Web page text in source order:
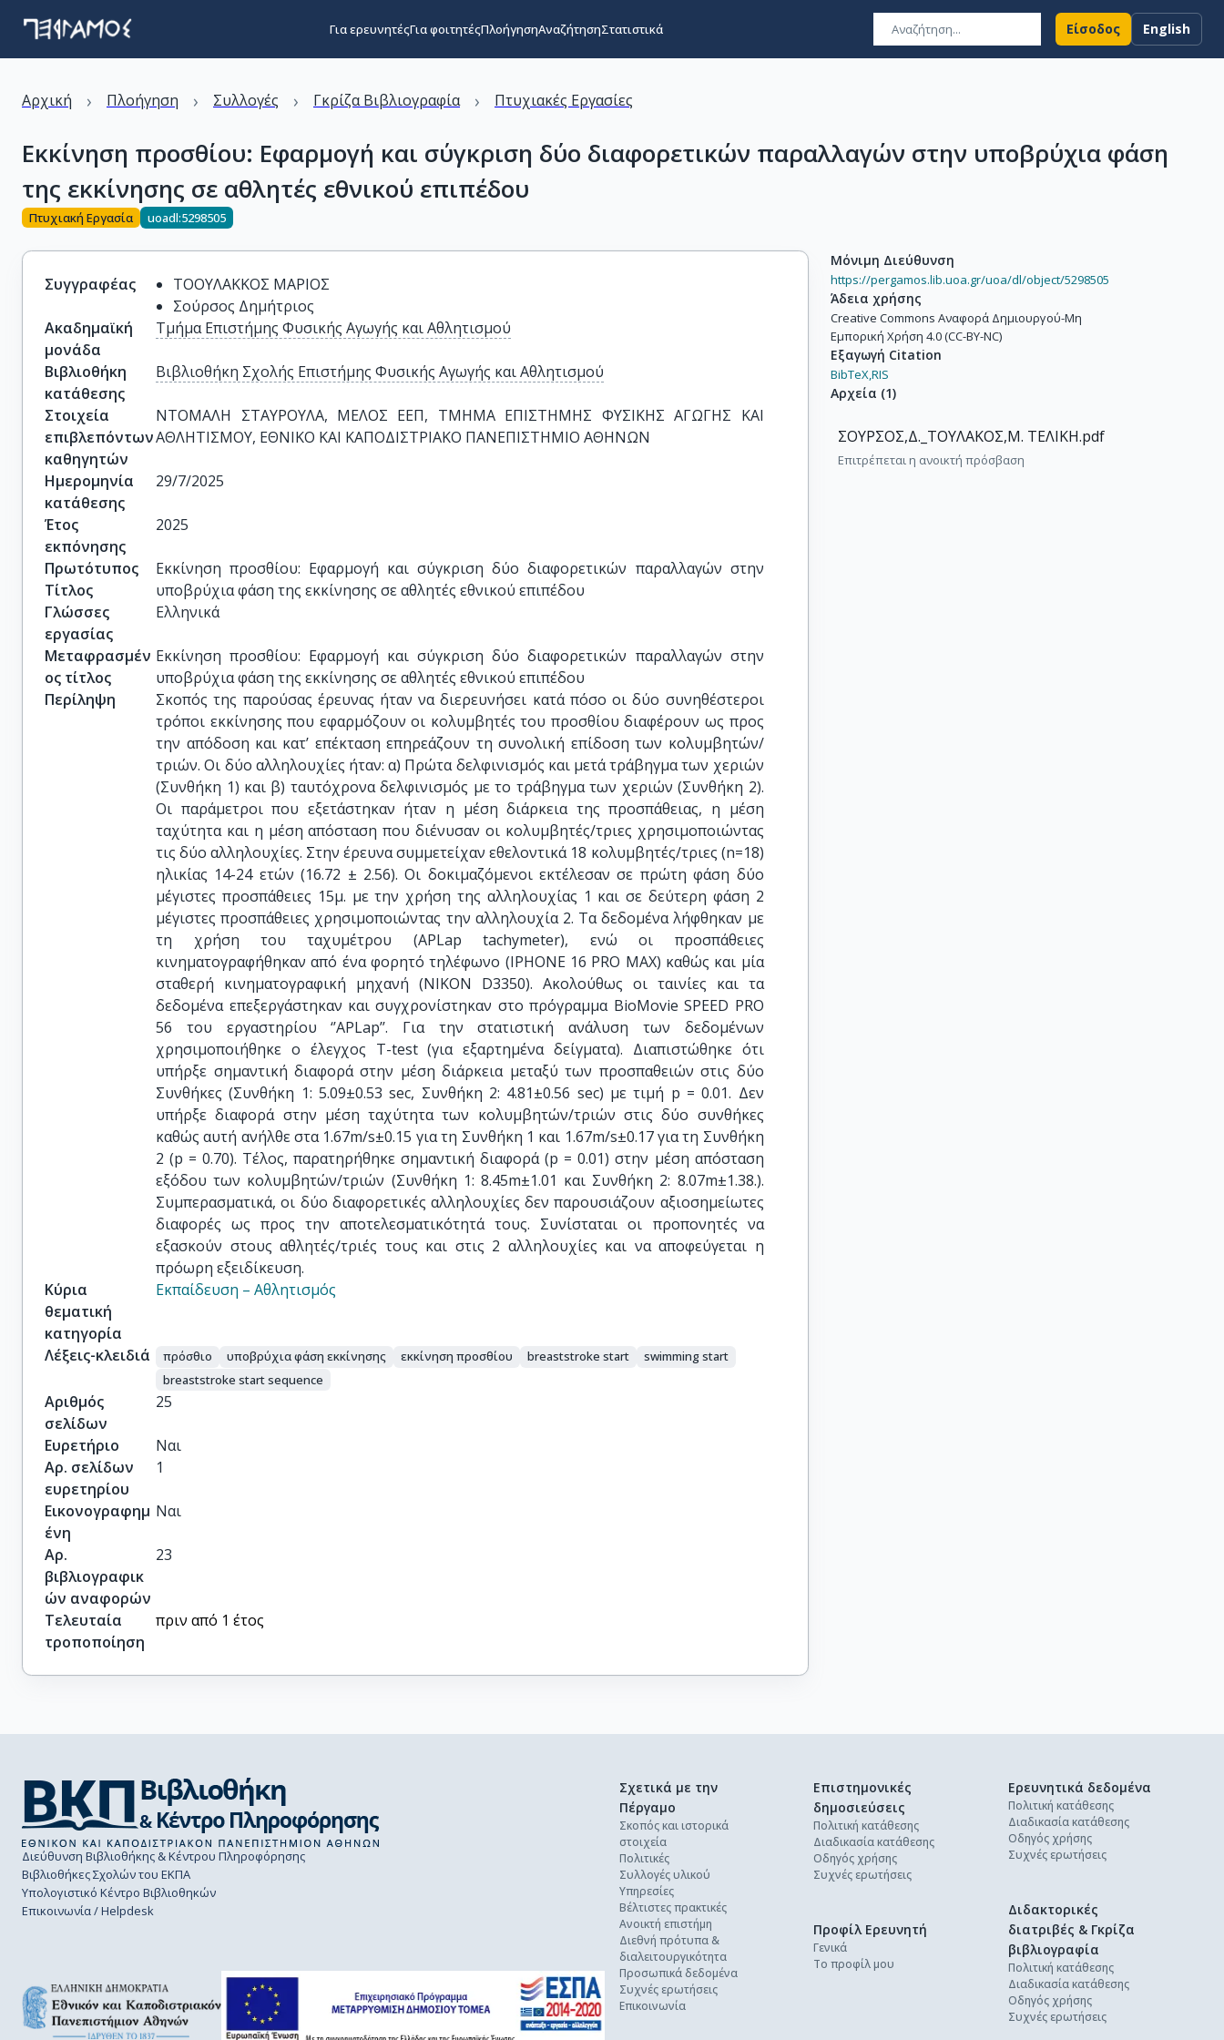
Για ερευνητέςΓια φοιτητέςΠλοήγησηΑναζήτησηΣτατιστικά Είσοδος English
Αρχική › Πλοήγηση › Συλλογές › Γκρίζα Βιβλιογραφία › Πτυχιακές Εργασίες
Εκκίνηση προσθίου: Εφαρμογή και σύγκριση δύο διαφορετικών παραλλαγών στην υποβρύχια φάση
της εκκίνησης σε αθλητές εθνικού επιπέδου
Πτυχιακή Εργασία uoadl:5298505
Συγγραφέας
ΤΟΟΥΛΑΚΚΟΣ ΜΑΡΙΟΣ
Σούρσος Δημήτριος
Ακαδημαϊκή
μονάδα
Τμήμα Επιστήμης Φυσικής Αγωγής και Αθλητισμού
Βιβλιοθήκη
κατάθεσης
Βιβλιοθήκη Σχολής Επιστήμης Φυσικής Αγωγής και Αθλητισμού
Στοιχεία
επιβλεπόντων
καθηγητών
ΝΤΟΜΑΛΗ ΣΤΑΥΡΟΥΛΑ, ΜΕΛΟΣ EEΠ, ΤΜΗΜΑ ΕΠΙΣΤΗΜΗΣ ΦΥΣΙΚΗΣ ΑΓΩΓΗΣ ΚΑΙ
ΑΘΛΗΤΙΣΜΟΥ, ΕΘΝΙΚΟ ΚΑΙ ΚΑΠΟΔΙΣΤΡΙΑΚΟ ΠΑΝΕΠΙΣΤΗΜΙΟ ΑΘΗΝΩΝ
Ημερομηνία
κατάθεσης
29/7/2025
Έτος
εκπόνησης
2025
Πρωτότυπος
Τίτλος
Εκκίνηση προσθίου: Εφαρμογή και σύγκριση δύο διαφορετικών παραλλαγών στην
υποβρύχια φάση της εκκίνησης σε αθλητές εθνικού επιπέδου
Γλώσσες
εργασίας
Ελληνικά
Μεταφρασμέν
ος τίτλος
Εκκίνηση προσθίου: Εφαρμογή και σύγκριση δύο διαφορετικών παραλλαγών στην
υποβρύχια φάση της εκκίνησης σε αθλητές εθνικού επιπέδου
Περίληψη
Σκοπός της παρούσας έρευνας ήταν να διερευνήσει κατά πόσο οι δύο συνηθέστεροι
τρόποι εκκίνησης που εφαρμόζουν οι κολυμβητές του προσθίου διαφέρουν ως προς
την απόδοση και κατ’ επέκταση επηρεάζουν τη συνολική επίδοση των κολυμβητών/
τριών. Οι δύο αλληλουχίες ήταν: α) Πρώτα δελφινισμός και μετά τράβηγμα των χεριών
(Συνθήκη 1) και β) ταυτόχρονα δελφινισμός με το τράβηγμα των χεριών (Συνθήκη 2).
Οι παράμετροι που εξετάστηκαν ήταν η μέση διάρκεια της προσπάθειας, η μέση
ταχύτητα και η μέση απόσταση που διένυσαν οι κολυμβητές/τριες χρησιμοποιώντας
τις δύο αλληλουχίες. Στην έρευνα συμμετείχαν εθελοντικά 18 κολυμβητές/τριες (n=18)
ηλικίας 14-24 ετών (16.72 ± 2.56). Οι δοκιμαζόμενοι εκτέλεσαν σε πρώτη φάση δύο
μέγιστες προσπάθειες 15μ. με την χρήση της αλληλουχίας 1 και σε δεύτερη φάση 2
μέγιστες προσπάθειες χρησιμοποιώντας την αλληλουχία 2. Τα δεδομένα λήφθηκαν με
τη χρήση του ταχυμέτρου (APLap tachymeter), ενώ οι προσπάθειες
κινηματογραφήθηκαν από ένα φορητό τηλέφωνο (IPHONE 16 PRO MAX) καθώς και μία
σταθερή κινηματογραφική μηχανή (ΝIKON D3350). Ακολούθως οι ταινίες και τα
δεδομένα επεξεργάστηκαν και συγχρονίστηκαν στο πρόγραμμα BioMovie SPEED PRO
56 του εργαστηρίου ‘’APLap’’. Για την στατιστική ανάλυση των δεδομένων
χρησιμοποιήθηκε ο έλεγχος Τ-test (για εξαρτημένα δείγματα). Διαπιστώθηκε ότι
υπήρξε σημαντική διαφορά στην μέση διάρκεια μεταξύ των προσπαθειών στις δύο
Συνθήκες (Συνθήκη 1: 5.09±0.53 sec, Συνθήκη 2: 4.81±0.56 sec) με τιμή p = 0.01. Δεν
υπήρξε διαφορά στην μέση ταχύτητα των κολυμβητών/τριών στις δύο συνθήκες
καθώς αυτή ανήλθε στα 1.67m/s±0.15 για τη Συνθήκη 1 και 1.67m/s±0.17 για τη Συνθήκη
2 (p = 0.70). Τέλος, παρατηρήθηκε σημαντική διαφορά (p = 0.01) στην μέση απόσταση
εξόδου των κολυμβητών/τριών (Συνθήκη 1: 8.45m±1.01 και Συνθήκη 2: 8.07m±1.38.).
Συμπερασματικά, οι δύο διαφορετικές αλληλουχίες δεν παρουσιάζουν αξιοσημείωτες
διαφορές ως προς την αποτελεσματικότητά τους. Συνίσταται οι προπονητές να
εξασκούν στους αθλητές/τριές τους και στις 2 αλληλουχίες και να αποφεύγεται η
πρόωρη εξειδίκευση.
Κύρια
θεματική
κατηγορία
Εκπαίδευση – Αθλητισμός
Λέξεις-κλειδιά πρόσθιο υποβρύχια φάση εκκίνησης εκκίνηση προσθίου breaststroke start
swimming start
breaststroke start sequence
Αριθμός
σελίδων
25
Ευρετήριο
Ναι
Αρ. σελίδων
ευρετηρίου
1
Εικονογραφημ
ένη
Ναι
Αρ.
βιβλιογραφικ
ών αναφορών
23
Τελευταία
τροποποίηση
πριν από 1 έτος
Μόνιμη Διεύθυνση
https://pergamos.lib.uoa.gr/uoa/dl/object/5298505
Άδεια χρήσης
Creative Commons Αναφορά Δημιουργού-Μη
Εμπορική Χρήση 4.0 (CC-BY-NC)
Εξαγωγή Citation
BibTeX,RIS
Αρχεία (1)
ΣΟΥΡΣΟΣ,Δ._ΤΟΥΛΑΚΟΣ,Μ. ΤΕΛΙΚΗ.pdf
Επιτρέπεται η ανοικτή πρόσβαση
Διεύθυνση Βιβλιοθήκης & Κέντρου Πληροφόρησης
Βιβλιοθήκες Σχολών του ΕΚΠΑ
Υπολογιστικό Κέντρο Βιβλιοθηκών
Επικοινωνία / Helpdesk
Σχετικά με την
Πέργαμο
Σκοπός και ιστορικά
στοιχεία
Πολιτικές
Συλλογές υλικού
Υπηρεσίες
Βέλτιστες πρακτικές
Ανοικτή επιστήμη
Διεθνή πρότυπα &
διαλειτουργικότητα
Προσωπικά δεδομένα
Συχνές ερωτήσεις
Επικοινωνία
Επιστημονικές
δημοσιεύσεις
Πολιτική κατάθεσης
Διαδικασία κατάθεσης
Οδηγός χρήσης
Συχνές ερωτήσεις
Ερευνητικά δεδομένα
Πολιτική κατάθεσης
Διαδικασία κατάθεσης
Οδηγός χρήσης
Συχνές ερωτήσεις
Διδακτορικές
διατριβές & Γκρίζα
βιβλιογραφία
Πολιτική κατάθεσης
Διαδικασία κατάθεσης
Οδηγός χρήσης
Συχνές ερωτήσεις
Προφίλ Ερευνητή
Γενικά
Το προφίλ μου